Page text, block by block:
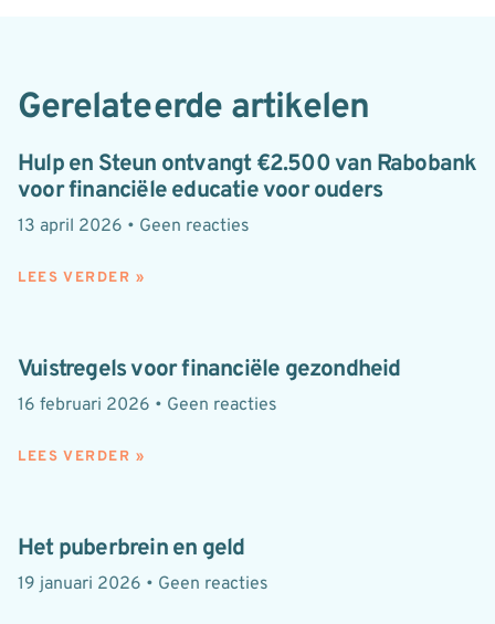
Gerelateerde artikelen
Hulp en Steun ontvangt €2.500 van Rabobank
voor financiële educatie voor ouders
13 april 2026 Geen reacties
LEES VERDER »
Vuistregels voor financiële gezondheid
16 februari 2026 Geen reacties
LEES VERDER »
Het puberbrein en geld
19 januari 2026 Geen reacties